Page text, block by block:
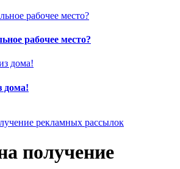
рабочее место?
дома!
рекламных рассылок
получение